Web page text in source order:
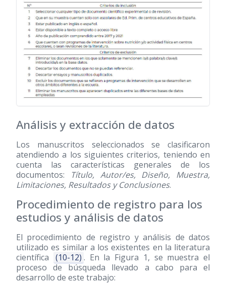
Análisis y extracción de datos
Los manuscritos seleccionados se clasificaron
atendiendo a los siguientes criterios, teniendo en
cuenta las características generales de los
documentos:
Título, Autor/es, Diseño, Muestra,
Limitaciones, Resultados y Conclusiones.
Procedimiento de registro para los
estudios y análisis de datos
El procedimiento de registro y análisis de datos
utilizado es similar a los existentes en la literatura
científica
(10-12) . En la Figura 1, se muestra el
proceso de búsqueda llevado a cabo para el
desarrollo de este trabajo: